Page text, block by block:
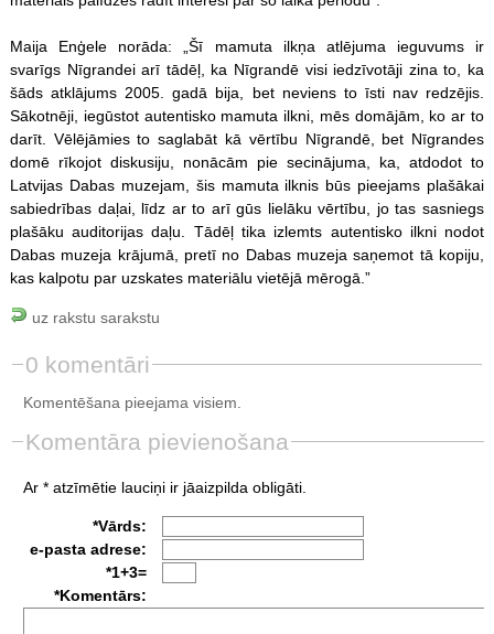
Maija Enģele norāda: „Šī mamuta ilkņa atlējuma ieguvums ir
svarīgs Nīgrandei arī tādēļ, ka Nīgrandē visi iedzīvotāji zina to, ka
šāds atklājums 2005. gadā bija, bet neviens to īsti nav redzējis.
Sākotnēji, iegūstot autentisko mamuta ilkni, mēs domājām, ko ar to
darīt. Vēlējāmies to saglabāt kā vērtību Nīgrandē, bet Nīgrandes
domē rīkojot diskusiju, nonācām pie secinājuma, ka, atdodot to
Latvijas Dabas muzejam, šis mamuta ilknis būs pieejams plašākai
sabiedrības daļai, līdz ar to arī gūs lielāku vērtību, jo tas sasniegs
plašāku auditorijas daļu. Tādēļ tika izlemts autentisko ilkni nodot
Dabas muzeja krājumā, pretī no Dabas muzeja saņemot tā kopiju,
kas kalpotu par uzskates materiālu vietējā mērogā.”
uz rakstu sarakstu
0 komentāri
Komentēšana pieejama visiem.
Komentāra pievienošana
Ar * atzīmētie lauciņi ir jāaizpilda obligāti.
*Vārds:
e-pasta adrese:
*1+3=
*Komentārs: